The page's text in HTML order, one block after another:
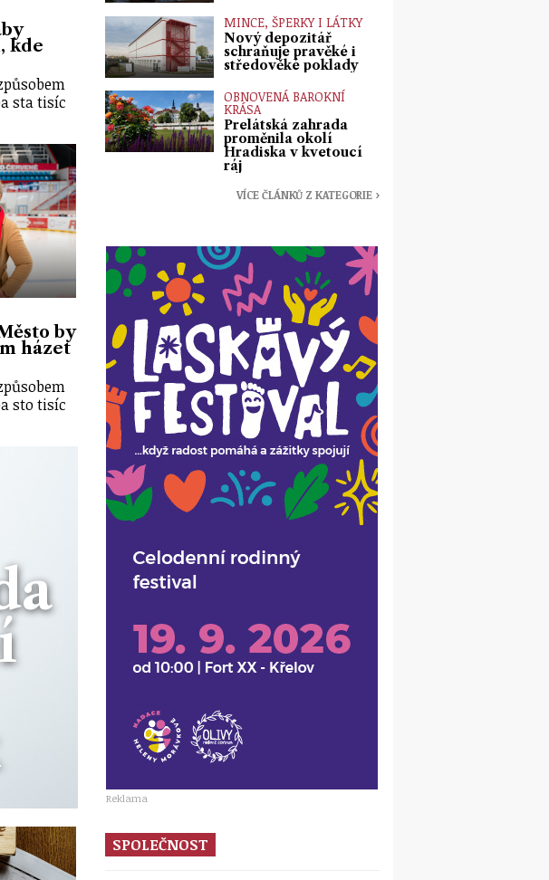
kde
sta tisíc
by
házet
sto tisíc
MINCE, ŠPERKY I LÁTKY
Nový depozitář
schraňuje pravěké i
středověké poklady
OBNOVENÁ BAROKNÍ
KRÁSA
Prelátská zahrada
proměnila okolí
Hradiska v kvetoucí
ráj
VÍCE ČLÁNKŮ Z KATEGORIE ›
Reklama
SPOLEČNOST